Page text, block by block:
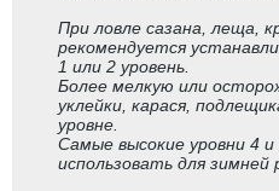
При ловле сазана, леща,
рекомендуется
1 или 2 уровень.
Более мелкую или
уклейки, карася,
уровне.
Самые высокие уровни 4
использовать для зимней